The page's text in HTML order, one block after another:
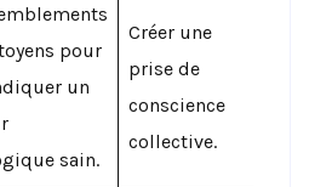
pour
un
sain.
Créer une
prise de
conscience
collective.